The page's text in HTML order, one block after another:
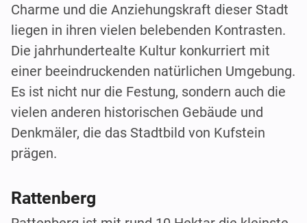
Charme und die Anziehungskraft dieser Stadt
liegen in ihren vielen belebenden Kontrasten.
Die jahrhundertealte Kultur konkurriert mit
einer beeindruckenden natürlichen Umgebung.
Es ist nicht nur die Festung, sondern auch die
vielen anderen historischen Gebäude und
Denkmäler, die das Stadtbild von Kufstein
prägen.
Rattenberg